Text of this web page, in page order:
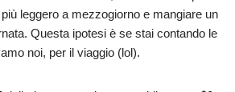
leggero a mezzogiorno e mangiare un
Questa ipotesi è se stai contando le
noi, per il viaggio (lol).